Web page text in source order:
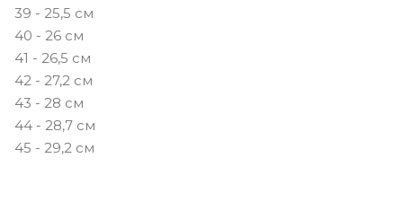
39 - 25,5 см
40 - 26 см
41 - 26,5 см
42 - 27,2 см
43 - 28 см
44 - 28,7 см
45 - 29,2 см